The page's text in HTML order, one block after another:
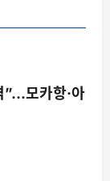
”…모카항·아